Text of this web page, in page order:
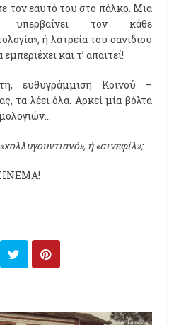
τον εαυτό του στο πάλκο. Μια
υπερβαίνει τον κάθε
ή λατρεία του σανιδιού
και τ’ απαιτεί!
ευθυγράμμιση Κοινού –
τα λέει όλα. Αρκεί μία βόλτα
ή «σινεφίλ»;